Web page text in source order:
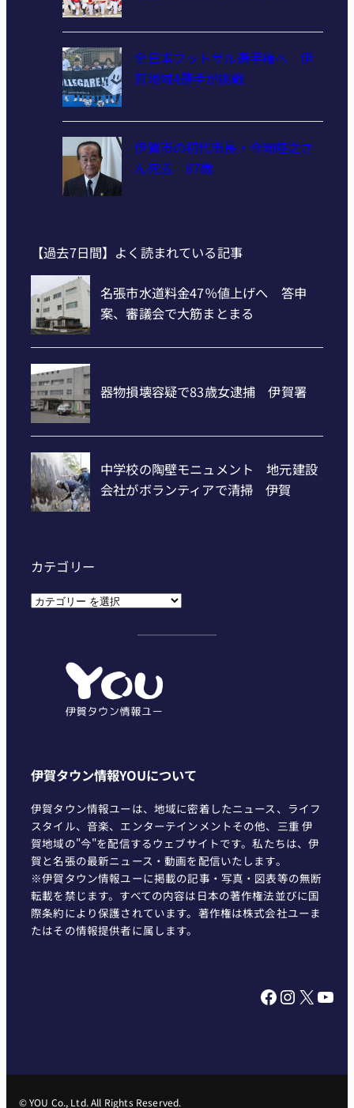
全日本フットサル選手権へ 伊
賀地域4選手が挑戦
伊賀市の初代市長・今岡睦之さ
ん死去 87歳
【過去7日間】よく読まれている記事
カテゴリー
カ
伊賀タウン情報YOUについて
伊賀タウン情報ユーは、地域に密着したニュース、ライフ
スタイル、音楽、エンターテインメントその他、三重 伊
賀地域の"今"を配信するウェブサイトです。私たちは、伊
賀と名張の最新ニュース・動画を配信いたします。
※伊賀タウン情報ユーに掲載の記事・写真・図表等の無断
転載を禁じます。すべての内容は日本の著作権法並びに国
際条約により保護されています。著作権は株式会社ユーま
たはその情報提供者に属します。
Facebook InstagramX YouTube
© YOU Co., Ltd. All Rights Reserved.